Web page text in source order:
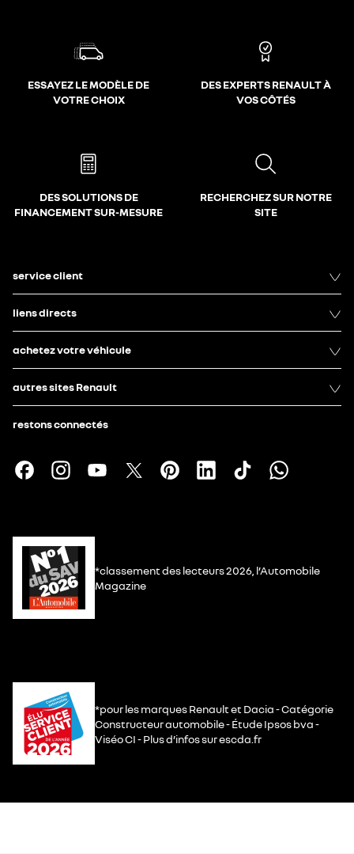
ESSAYEZ LE MODÈLE DE
VOTRE CHOIX
DES EXPERTS RENAULT À
VOS CÔTÉS
DES SOLUTIONS DE
FINANCEMENT SUR-MESURE
RECHERCHEZ SUR NOTRE
SITE
service client
liens directs
achetez votre véhicule
autres sites Renault
restons connectés
*classement des lecteurs 2026, l’Automobile
Magazine
*pour les marques Renault et Dacia - Catégorie
Constructeur automobile - Étude Ipsos bva -
Viséo CI - Plus d’infos sur escda.fr